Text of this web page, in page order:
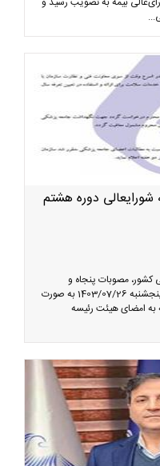
دوره هشتم
کشور، مصوبات پنجاه و
چهارمین جلسه شورایعالی دوره هشتم روز پنجشنبه 1403/07/26 به صورت
امضای هیئت رئیسه